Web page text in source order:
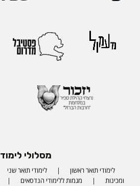
מסלולי לימוד
לימודי תואר ראשון לימודי תואר שני
ומכינות
מגמות ללימודי הנדסאים